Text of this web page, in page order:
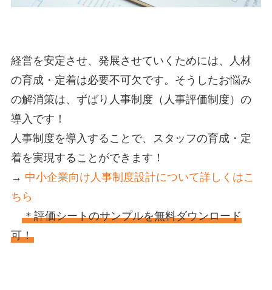
経営を安定させ、発展させていくためには、人材
の育成・定着は必要不可欠です。そうしたお悩み
の解消策は、ずばり人事制度（人事評価制度）の
導入です！
人事制度を導入することで、スタッフの育成・定
着を実現することができます！
→ 中小企業向け人事制度設計について詳しくはこ
ちら
＊評価シートのサンプルを無料ダウンロード
可！